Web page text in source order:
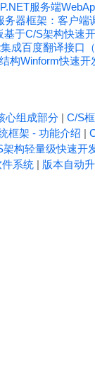
服务端
器框架：客户端
基于C/S架构快速
成百度翻译接口
构Winform快速开
心组成部分 | C/S
框架 - 功能介绍 |
架构轻量级快速开
件系统 | 版本自动